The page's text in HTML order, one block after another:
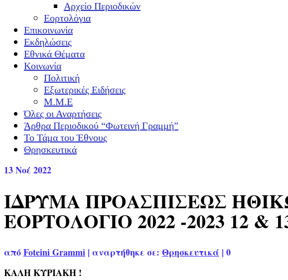
Αρχείο Περιοδικών
Εορτολόγια
Επικοινωνία
Εκδηλώσεις
Εθνικά Θέματα
Κοινωνία
Πολιτική
Εξωτερικές Ειδήσεις
Μ.Μ.Ε
Όλες οι Αναρτήσεις
Άρθρα Περιοδικού “Φωτεινή Γραμμή”
Το Τάμα του Έθνους
Θρησκευτικά
13Νοέ 2022
ΙΔΡΥΜΑ ΠΡΟΑΣΠΙΣΕΩΣ
ΕΟΡΤΟΛΟΓΙΟ 2022 -2023 12 &
απόFoteini Grammi | αναρτήθηκε σε: Θρησκευτικά | 0
ΚΑΛΗ ΚΥΡΙΑΚΗ !